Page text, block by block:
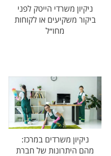
ניקיון משרדי הייטק לפני
ביקור משקיעים או לקוחות
מחו״ל
ניקיון משרדים במרכז:
מהם היתרונות של חברת